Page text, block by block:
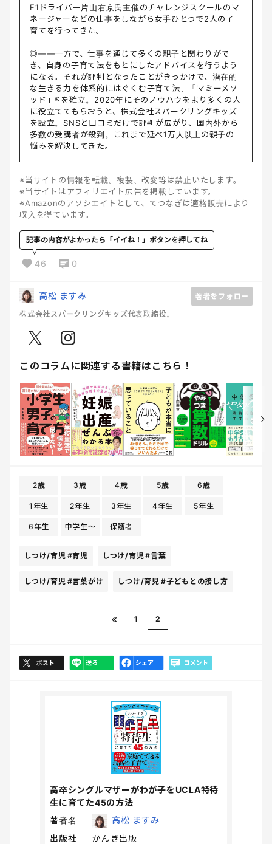
F1ドライバー片山右京氏主催のチャレンジスクールのマ
ネージャーなどの仕事をしながら女手ひとつで2人の子
育てを行ってきた。
◎――一方で、仕事を通じて多くの親子と関わりがで
き、自身の子育て法をもとにしたアドバイスを行うよう
になる。それが評判となったことがきっかけで、潜在的
な生きる力を体系的にはぐくむ子育て法、「マミーメソ
ッド」®️を確立。2020年にそのノウハウをより多くの人
に役立ててもらおうと、株式会社スパークリングキッズ
を設立。SNSと口コミだけで評判が広がり、国内外から
多数の受講者が殺到。これまで延べ1万人以上の親子の
悩みを解決してきた。
※当サイトの情報を転載、複製、改変等は禁止いたします。
※当サイトはアフィリエイト広告を掲載しています。
※Amazonのアソシエイトとして、てつなぎは適格販売により
収入を得ています。
記事の内容がよかったら「イイね！」ボタンを押してね
46 0
高松 ますみ
著者をフォロー
株式会社スパークリングキッズ代表取締役。
このコラムに関連する書籍はこちら！
2歳 3歳 4歳 5歳 6歳
1年生 2年生 3年生 4年生 5年生
6年生 中学生〜 保護者
しつけ/育児 #育児 しつけ/育児#言葉
しつけ/育児 #言葉がけ しつけ/育児 #子どもとの接し方
1 2
高卒シングルマザーがわが子をUCLA特待
生に育てた45の方法
著者名
高松 ますみ
出版社
かんき出版